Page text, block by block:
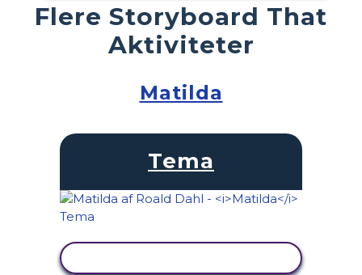
Flere Storyboard That
Aktiviteter
Matilda
Tema